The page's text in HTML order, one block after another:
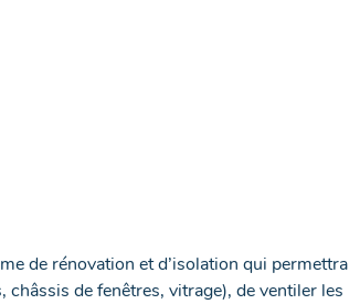
de rénovation et d’isolation qui permettra
de fenêtres, vitrage), de ventiler les